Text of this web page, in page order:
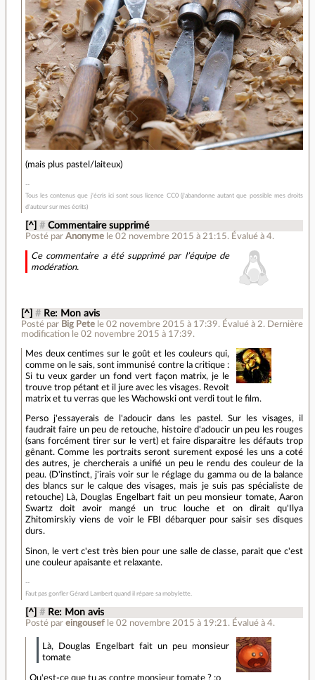
(mais plus pastel/laiteux)
Tous les contenus que j'écris ici sont sous licence CC0 (j'abandonne autant que possible mes droits
d'auteur sur mes écrits)
[^] # Commentaire supprimé
Posté parAnonyme le 02 novembre 2015 à 21:15. Évalué à4.
Ce commentaire a été supprimé par l’équipe de
modération.
[^] # Re: Mon avis
Posté par Big Pete le 02 novembre 2015 à 17:39. Évalué à 2. Dernière
modification le 02 novembre 2015 à 17:39.
Mes deux centimes sur le goût et les couleurs qui,
comme on le sais, sont immunisé contre la critique :
Si tu veux garder un fond vert façon matrix, je le
trouve trop pétant et il jure avec les visages. Revoit
matrix et tu verras que les Wachowski ont verdi tout le film.
Perso j'essayerais de l'adoucir dans les pastel. Sur les visages, il
faudrait faire un peu de retouche, histoire d'adoucir un peu les rouges
(sans forcément tirer sur le vert) et faire disparaitre les défauts trop
gênant. Comme les portraits seront surement exposé les uns a coté
des autres, je chercherais a unifié un peu le rendu des couleur de la
peau. (D'instinct, j'irais voir sur le réglage du gamma ou de la balance
des blancs sur le calque des visages, mais je suis pas spécialiste de
retouche) Là, Douglas Engelbart fait un peu monsieur tomate, Aaron
Swartz doit avoir mangé un truc louche et on dirait qu'Ilya
Zhitomirskiy viens de voir le FBI débarquer pour saisir ses disques
durs.
Sinon, le vert c'est très bien pour une salle de classe, parait que c'est
une couleur apaisante et relaxante.
Faut pas gonfler Gérard Lambert quand il répare sa mobylette.
[^] # Re: Mon avis
Posté pareingousef le 02 novembre 2015 à 19:21 . Évalué à4.
Là, Douglas Engelbart fait un peu monsieur
tomate
Qu'est-ce que tu as contre monsieur tomate ? :o